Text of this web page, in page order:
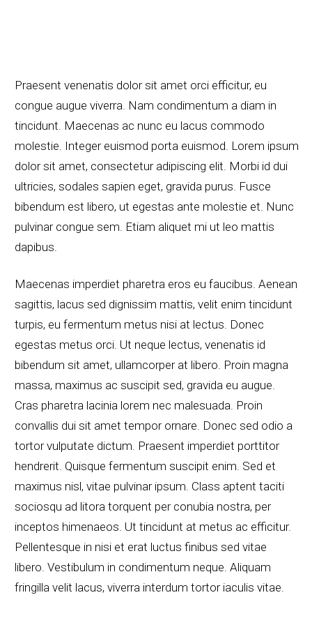
Praesent venenatis dolor sit amet orci efficitur, eu
congue augue viverra. Nam condimentum a diam in
tincidunt. Maecenas ac nunc eu lacus commodo
molestie. Integer euismod porta euismod. Lorem ipsum
dolor sit amet, consectetur adipiscing elit. Morbi id dui
ultricies, sodales sapien eget, gravida purus. Fusce
bibendum est libero, ut egestas ante molestie et. Nunc
pulvinar congue sem. Etiam aliquet mi ut leo mattis
dapibus.
Maecenas imperdiet pharetra eros eu faucibus. Aenean
sagittis, lacus sed dignissim mattis, velit enim tincidunt
turpis, eu fermentum metus nisi at lectus. Donec
egestas metus orci. Ut neque lectus, venenatis id
bibendum sit amet, ullamcorper at libero. Proin magna
massa, maximus ac suscipit sed, gravida eu augue.
Cras pharetra lacinia lorem nec malesuada. Proin
convallis dui sit amet tempor ornare. Donec sed odio a
tortor vulputate dictum. Praesent imperdiet porttitor
hendrerit. Quisque fermentum suscipit enim. Sed et
maximus nisl, vitae pulvinar ipsum. Class aptent taciti
sociosqu ad litora torquent per conubia nostra, per
inceptos himenaeos. Ut tincidunt at metus ac efficitur.
Pellentesque in nisi et erat luctus finibus sed vitae
libero. Vestibulum in condimentum neque. Aliquam
fringilla velit lacus, viverra interdum tortor iaculis vitae.